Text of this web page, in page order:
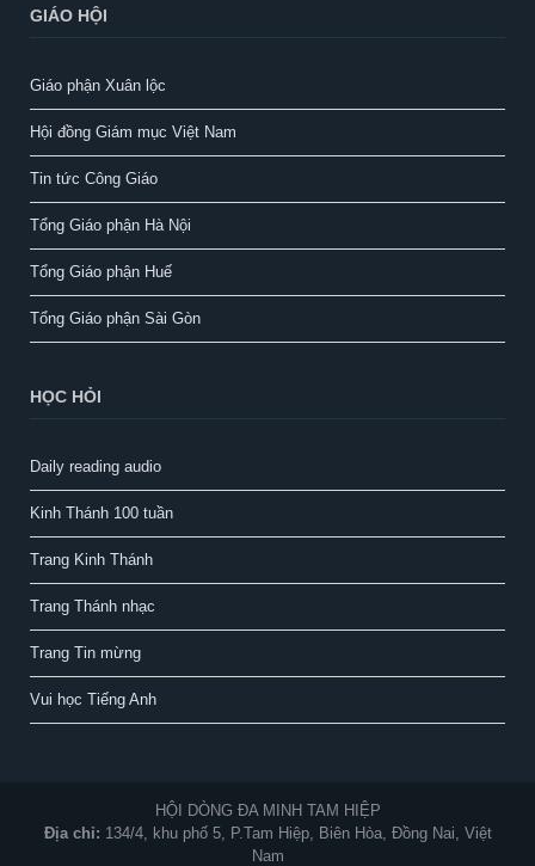
GIÁO HỘI
Giáo phận Xuân lộc
Hội đồng Giám mục Việt Nam
Tin tức Công Giáo
Tổng Giáo phận Hà Nội
Tổng Giáo phận Huế
Tổng Giáo phận Sài Gòn
HỌC HỎI
Daily reading audio
Kinh Thánh 100 tuần
Trang Kinh Thánh
Trang Thánh nhạc
Trang Tin mừng
Vui học Tiếng Anh
HỘI DÒNG ĐA MINH TAM HIỆP
Địa chỉ: 134/4, khu phố 5, P.Tam Hiệp, Biên Hòa, Đồng Nai, Việt
Nam